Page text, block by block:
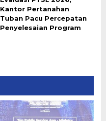
Kantor Pertanahan
Tuban Pacu Percepatan
Penyelesaian Program